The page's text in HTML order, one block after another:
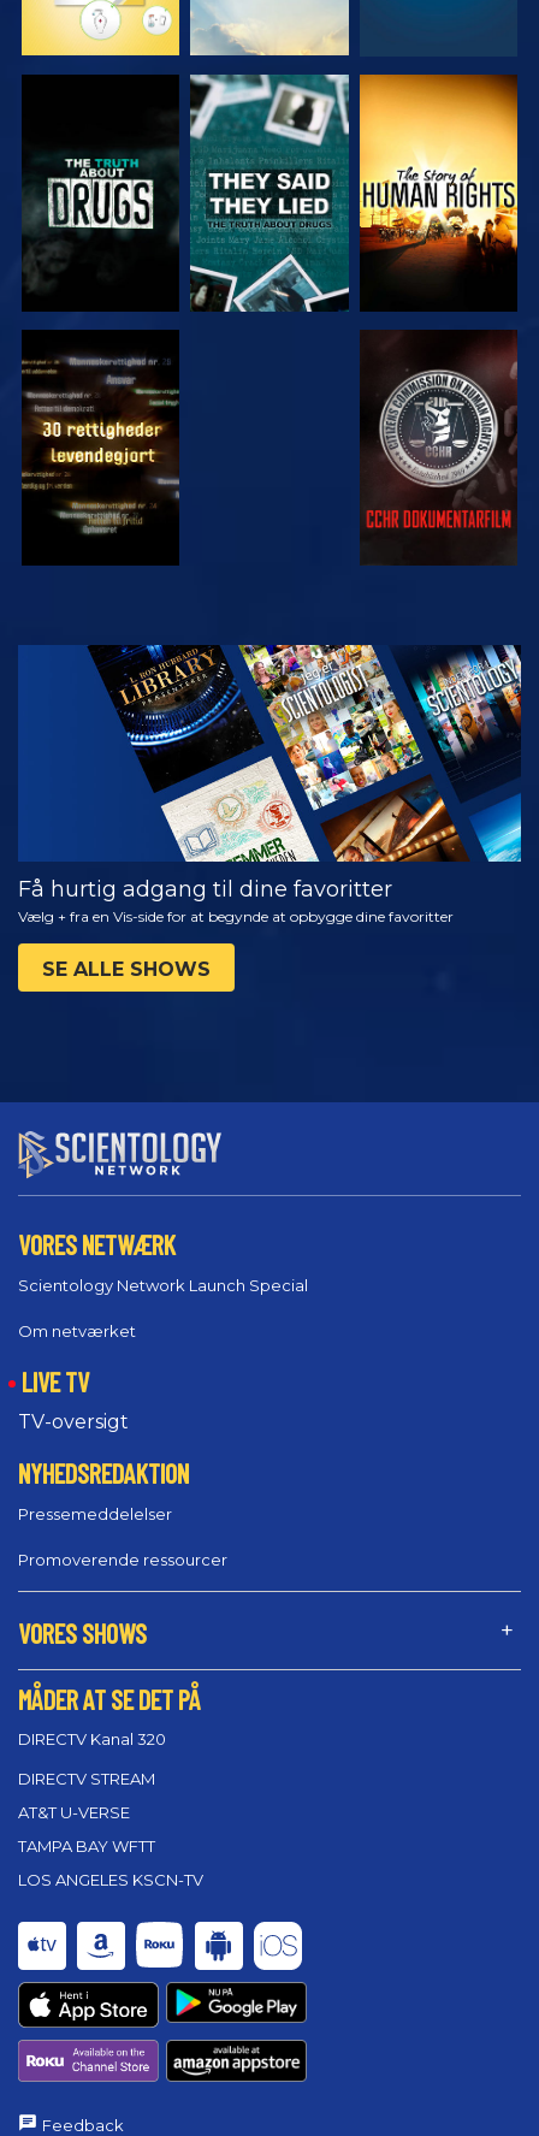
SE SE
SE SE
SE
UDFORSK
SERIEN
Få hurtig adgang til dine favoritter
Vælg + fra en Vis-side for at begynde at opbygge dine favoritter
SE ALLE SHOWS
VORES NETWÆRK
Scientology Network Launch Special
Om netværket
LIVE TV
TV-oversigt
NYHEDSREDAKTION
Pressemeddelelser
Promoverende ressourcer
VORES SHOWS
MÅDER AT SE DET PÅ
DIRECTV Kanal 320
DIRECTV STREAM
AT&T U-VERSE
TAMPA BAY WFTT
LOS ANGELES KSCN-TV
Feedback